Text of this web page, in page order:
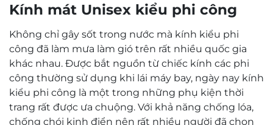
Kính mát Unisex kiểu phi công
Không chỉ gây sốt trong nước mà kính kiểu phi
công đã làm mưa làm gió trên rất nhiều quốc gia
khác nhau. Được bắt nguồn từ chiếc kính các phi
công thường sử dụng khi lái máy bay, ngày nay kính
kiểu phi công là một trong những phụ kiện thời
trang rất được ưa chuộng. Với khả năng chống lóa,
chống chói kinh điển nên rất nhiều người đã chọn